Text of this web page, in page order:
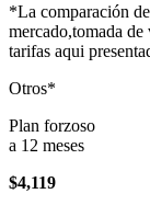
*La comparación
mercado,tomada
tarifas aqui
Otros*
Plan forzoso
a 12 meses
$4,119